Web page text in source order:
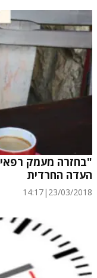
"בחזרה מעמק
העדה החרדית
23/03/2018
|
14:17